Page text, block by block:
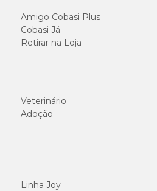
Amigo Cobasi Plus
Cobasi Já
Retirar na Loja
Veterinário
Adoção
Linha Joy